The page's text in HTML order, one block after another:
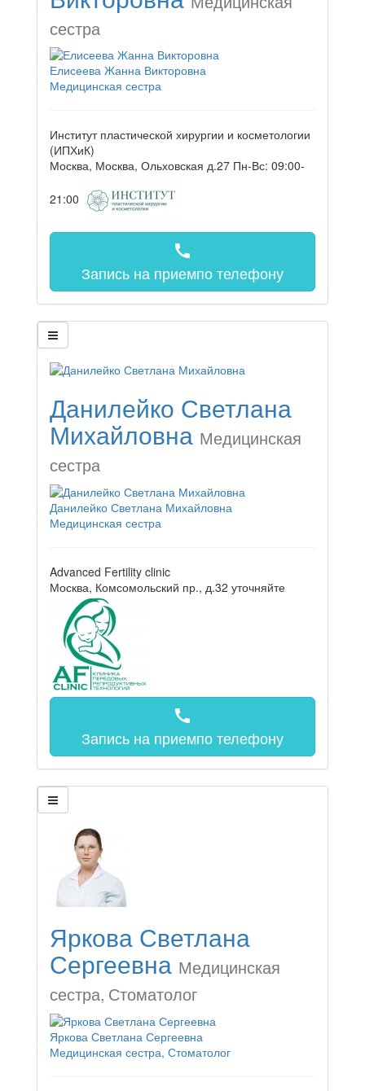
сестра
Елисеева Жанна Викторовна
Медицинская сестра
Институт пластической хирургии и косметологии
(ИПХиК)
Москва, Москва, Ольховская д.27 Пн-Вс: 09:00-
21:00
call
Запись на приемпо телефону
Данилейко Светлана
Михайловна Медицинская
сестра
Данилейко Светлана Михайловна
Медицинская сестра
Advanced Fertility clinic
Москва, Комсомольский пр., д.32 уточняйте
call
Запись на приемпо телефону
Яркова Светлана
Сергеевна Медицинская
сестра, Стоматолог
Яркова Светлана Сергеевна
Медицинская сестра, Стоматолог